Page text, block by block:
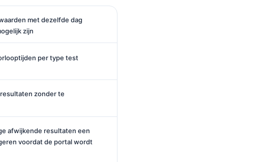
met dezelfde dag
zijn
per type test
zonder te
afwijkende resultaten een
voordat de portal wordt